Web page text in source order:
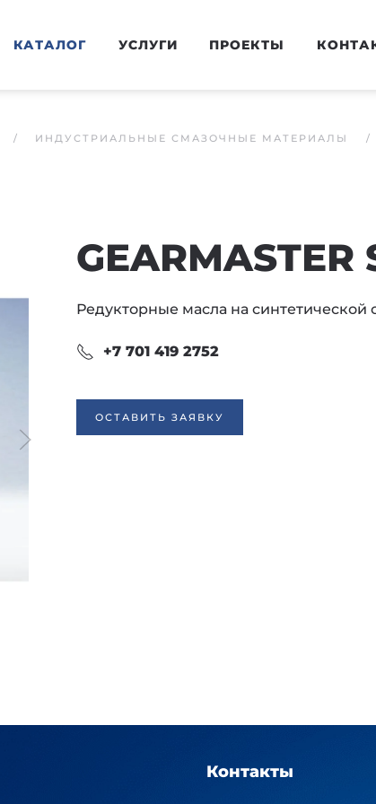
КАТАЛОГ УСЛУГИ ПРОЕКТЫ
ИНДУСТРИАЛЬНЫЕ СМАЗОЧНЫЕ МАТЕРИАЛЫ
GEARMASTER
Редукторные масла на синтетической
+7 701 419 2752
ОСТАВИТЬ ЗАЯВКУ
Контакты